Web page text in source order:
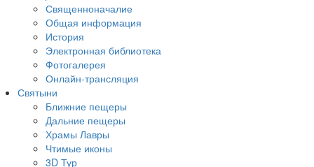
Священноначалие
Общая информация
История
Электронная библиотека
Фотогалерея
Онлайн-трансляция
Святыни
Ближние пещеры
Дальние пещеры
Храмы Лавры
Чтимые иконы
3D Тур